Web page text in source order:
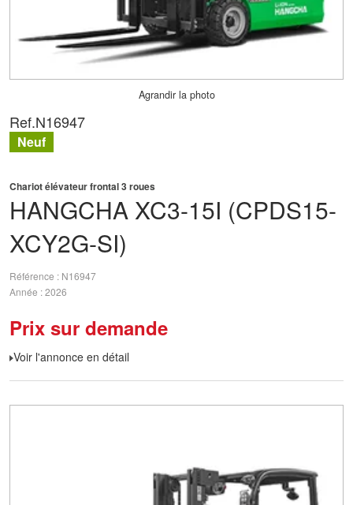
Agrandir la photo
HANGCHA XC3-15I (CPDS15-
XCY2G-SI)
Chariot élévateur frontal 3 roues
Référence
N16947
Année 2026
Prix sur demande
Voir l'annonce en détail
Ref.N16947
Neuf